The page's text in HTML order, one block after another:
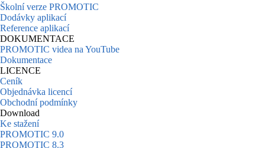
Školní verze PROMOTIC
Dodávky aplikací
Reference aplikací
DOKUMENTACE
PROMOTIC videa na YouTube
Dokumentace
LICENCE
Ceník
Objednávka licencí
Obchodní podmínky
Download
Ke stažení
PROMOTIC 9.0
PROMOTIC 8.3